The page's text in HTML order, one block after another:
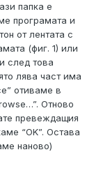
папка е
програмата и
от лентата с
(фиг. 1) или
след това
лява част има
отиваме в
Отново
превеждащия
“OK”. Остава
наново)